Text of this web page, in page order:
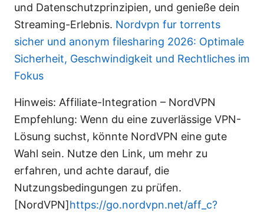
und Datenschutzprinzipien, und genieße dein
Streaming-Erlebnis. Nordvpn fur torrents
sicher und anonym filesharing 2026: Optimale
Sicherheit, Geschwindigkeit und Rechtliches im
Fokus
Hinweis: Affiliate-Integration – NordVPN
Empfehlung: Wenn du eine zuverlässige VPN-
Lösung suchst, könnte NordVPN eine gute
Wahl sein. Nutze den Link, um mehr zu
erfahren, und achte darauf, die
Nutzungsbedingungen zu prüfen.
[NordVPN]https://go.nordvpn.net/aff_c?